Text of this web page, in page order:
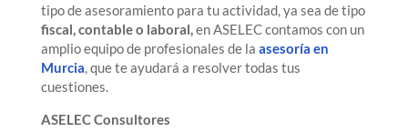
tipo de asesoramiento para tu actividad, ya sea de tipo
fiscal, contable o laboral,en ASELEC contamos con un
amplio equipo de profesionales de la asesoría en
Murcia, que te ayudará a resolver todas tus
cuestiones.
ASELEC Consultores